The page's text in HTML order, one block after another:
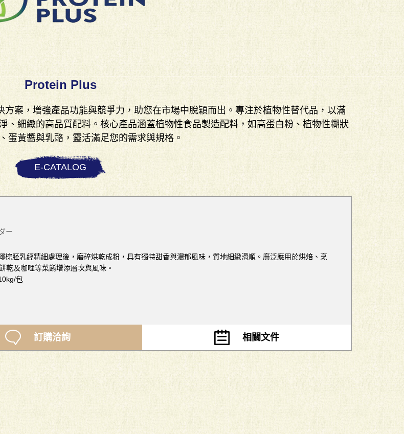
Protein Plus
案，增強產品功能與競爭力，助您在市場中脫穎而出。專注於植物性替代品，以滿
、細緻的高品質配料。核心產品涵蓋植物性食品製造配料，如高蛋白粉、植物性糊狀
蛋黃醬與乳酪，靈活滿足您的需求與規格。
E-CATALOG
ー
棕胚乳經精細處理後，磨碎烘乾成粉，具有獨特甜香與濃郁風味，質地細緻滑順。廣泛應用於烘焙、烹
乾及咖哩等菜餚增添層次與風味。
包
訂購洽詢 相關文件